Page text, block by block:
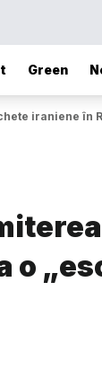
Green
iraniene în
o